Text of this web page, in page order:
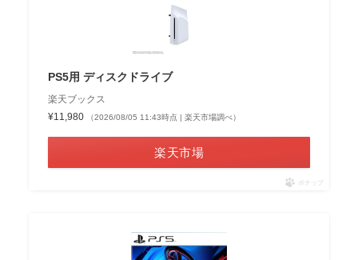
PS5用 ディスクドライブ
楽天ブックス
¥11,980
（2026/08/05 11:43時点 | 楽天市場調べ）
楽天市場
ポチップ